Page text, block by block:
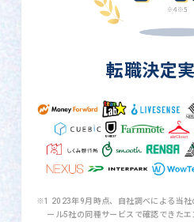
転職決定
※1 2023年9月時点、自社調べによる当社
ール5社の同種サービスで確認できた